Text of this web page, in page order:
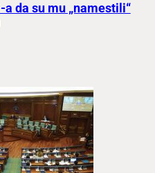
da su mu „namestili“